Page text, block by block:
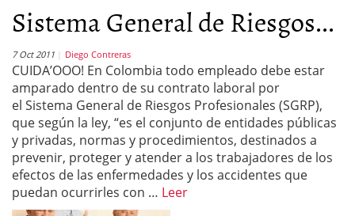
Sistema General de Riesgos...
7 Oct 2011 Diego Contreras
CUIDA’OOO! En Colombia todo empleado debe estar
amparado dentro de su contrato laboral por
el Sistema General de Riesgos Profesionales (SGRP),
que según la ley, “es el conjunto de entidades públicas
y privadas, normas y procedimientos, destinados a
prevenir, proteger y atender a los trabajadores de los
efectos de las enfermedades y los accidentes que
puedan ocurrirles con … Leer